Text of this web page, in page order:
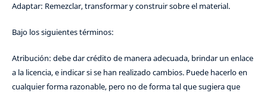
Adaptar: Remezclar, transformar y construir sobre el material.
Bajo los siguientes términos:
Atribución: debe dar crédito de manera adecuada, brindar un enlace
a la licencia, e indicar si se han realizado cambios. Puede hacerlo en
cualquier forma razonable, pero no de forma tal que sugiera que